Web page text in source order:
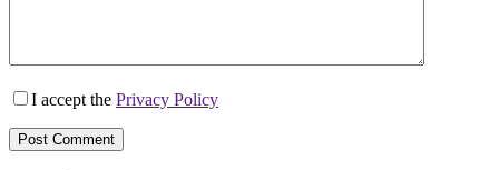
I accept the Privacy Policy
Post Comment